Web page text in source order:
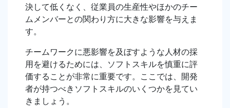
決して低くなく、従業員の生産性やほかのチー
ムメンバーとの関わり方に大きな影響を与えま
す。
チームワークに悪影響を及ぼすような人材の採
用を避けるためには、ソフトスキルを慎重に評
価することが非常に重要です。ここでは、開発
者が持つべきソフトスキルのいくつかを見てい
きましょう。